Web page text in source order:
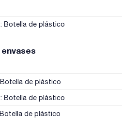
Botella de plástico
Botella de plástico
Botella de plástico
de plástico